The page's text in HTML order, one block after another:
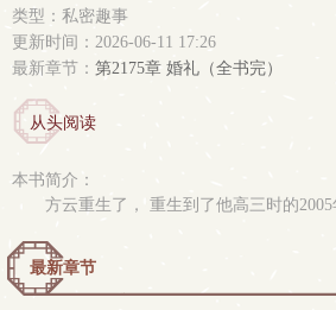
类型：私密趣事
更新时间：2026-06-11 17:26
最新章节： 第2175章 婚礼（全书完）
从头阅读
本书简介：
方云重生了， 重生到了他高三时的
最新章节